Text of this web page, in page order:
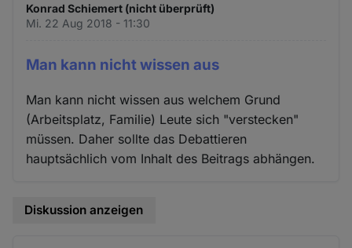
Konrad Schiemert (nicht überprüft)
Mi. 22 Aug 2018 - 11:30
Man kann nicht wissen aus
Man kann nicht wissen aus welchem Grund
(Arbeitsplatz, Familie) Leute sich "verstecken"
müssen. Daher sollte das Debattieren
hauptsächlich vom Inhalt des Beitrags abhängen.
Diskussion anzeigen